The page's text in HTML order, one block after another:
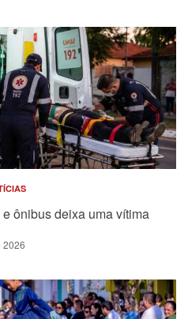
ônibus deixa uma vítima
2026